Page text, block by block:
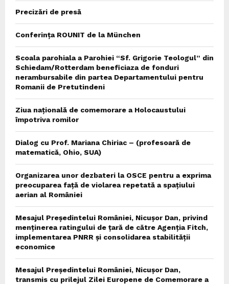
Precizări de presă
Conferința ROUNIT de la München
Scoala parohiala a Parohiei “Sf. Grigorie Teologul” din
Schiedam/Rotterdam beneficiaza de fonduri
nerambursabile din partea Departamentului pentru
Romanii de Pretutindeni
Ziua națională de comemorare a Holocaustului
împotriva romilor
Dialog cu Prof. Mariana Chiriac – (profesoară de
matematică, Ohio, SUA)
Organizarea unor dezbateri la OSCE pentru a exprima
preocuparea față de violarea repetată a spațiului
aerian al României
Mesajul Președintelui României, Nicușor Dan, privind
menținerea ratingului de țară de către Agenția Fitch,
implementarea PNRR și consolidarea stabilității
economice
Mesajul Președintelui României, Nicușor Dan,
transmis cu prilejul Zilei Europene de Comemorare a